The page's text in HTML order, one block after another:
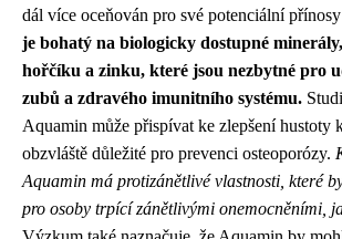
dál více oceňován pro své potenciální
je bohatý na biologicky dostupné
hořčíku a zinku, které jsou nezbytné pro
zubů a zdravého imunitního systému.
Aquamin může přispívat ke zlepšení hustoty
obzvláště důležité pro prevenci osteoporózy.
Aquamin má protizánětlivé vlastnosti, které
pro osoby trpící zánětlivými onemocněními,